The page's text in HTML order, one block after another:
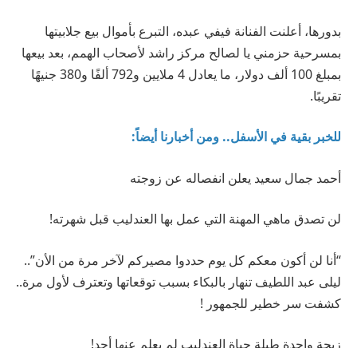
بدورها، أعلنت الفنانة فيفي عبده، التبرع بأموال بيع جلابيتها
بمسرحية حزمني يا لصالح مركز راشد لأصحاب الهمم، بعد بيعها
بمبلغ 100 ألف دولار، ما يعادل 4 ملايين و792 ألفًا و380 جنيهًا
تقريبًا.
للخبر بقية في الأسفل.. ومن أخبارنا أيضاً:
أحمد جمال سعيد يعلن انفصاله عن زوجته
لن تصدق ماهي المهنة التي عمل بها العندليب قبل شهرته!
“أنا لن أكون معكم كل يوم حددوا مصيركم لآخر مرة من الأن”..
ليلى عبد اللطيف تنهار بالبكاء بسبب توقعاتها وتعترف لأول مرة..
كشفت سر خطير للجمهور !
زيجة واحدة طيلة حياة العندليب لم يعلم عنها أحد!